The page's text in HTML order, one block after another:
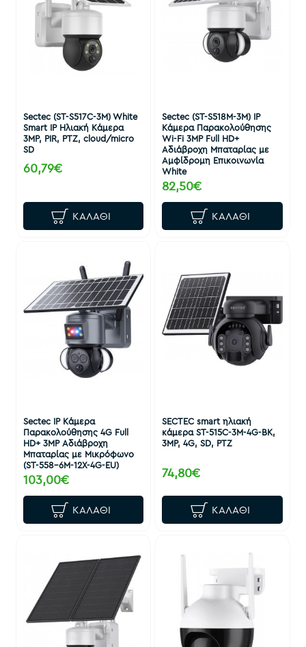
Sectec (ST-S517C-3M) White
Smart IP Ηλιακή Κάμερα
3ΜΡ, PIR, PTZ, cloud/micro
SD
60,79€
ΚΑΛΆΘΙ
Sectec (ST-S518M-3M) IP
Κάμερα Παρακολούθησης
Wi-Fi 3MP Full HD+
Αδιάβροχη Μπαταρίας με
Αμφίδρομη Επικοινωνία
White
82,50€
ΚΑΛΆΘΙ
Sectec IP Κάμερα
Παρακολούθησης 4G Full
HD+ 3MP Αδιάβροχη
Μπαταρίας με Μικρόφωνο
(ST-558-6M-12X-4G-EU)
103,00€
ΚΑΛΆΘΙ
SECTEC smart ηλιακή
κάμερα ST-515C-3M-4G-BK,
3MP, 4G, SD, PTZ
74,80€
ΚΑΛΆΘΙ